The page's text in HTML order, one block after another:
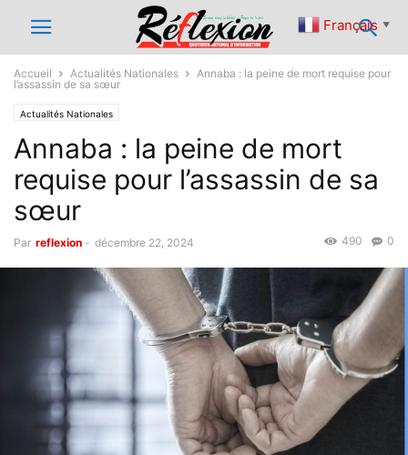
Accueil Actualités Nationales
Annaba : la peine de mort requise pour
l’assassin de sa sœur
Actualités Nationales
Annaba : la peine de mort
requise pour l’assassin de sa
sœur
Par reflexion - décembre 22, 2024 0
490
Français ▼